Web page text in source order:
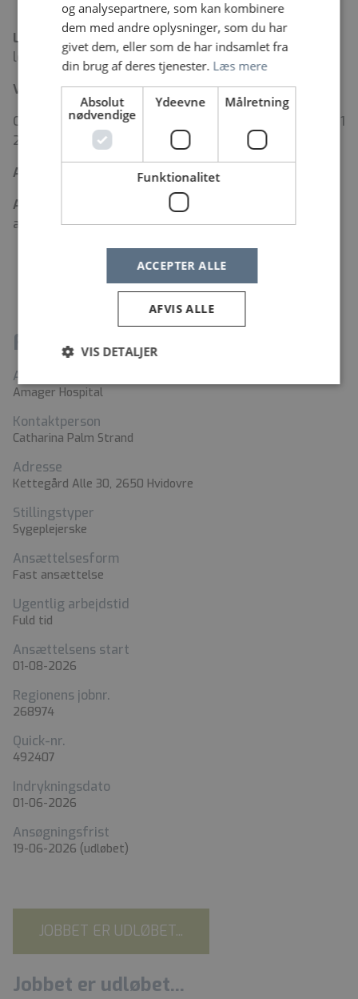
patient
Løn:
efter gældende overenskomst og principper om
lokal løndannelse
Vil du vide mere, kan du kontakte:
Oversygeplejerske Catharina Palm Strand på telefon 21
29 80 53.
Ansøgningsfrist:
fredag d. 19.6.2026
Ansættelsessamtaler:
Der vil blive afholdt
ansættelsessamtaler fredag d. 26.6.26
Fakta
Arbejdssted
Amager Hospital
Kontaktperson
Catharina Palm Strand
Adresse
Kettegård Alle 30, 2650 Hvidovre
Stillingstyper
Sygeplejerske
Ansættelsesform
Fast ansættelse
Ugentlig arbejdstid
Fuld tid
Ansættelsens start
01-08-2026
Regionens jobnr.
268974
Quick-nr.
492407
Indrykningsdato
01-06-2026
Ansøgningsfrist
19-06-2026 (udløbet)
JOBBET ER UDLØBET...
Jobbet er udløbet...
og analysepartnere, som kan kombinere
dem med andre oplysninger, som du har
givet dem, eller som de har indsamlet fra
din brug af deres tjenester. Læs mere
Absolut
nødvendige
Ydeevne Målretning
Funktionalitet
ACCEPTER ALLE
AFVIS ALLE
VIS DETALJER